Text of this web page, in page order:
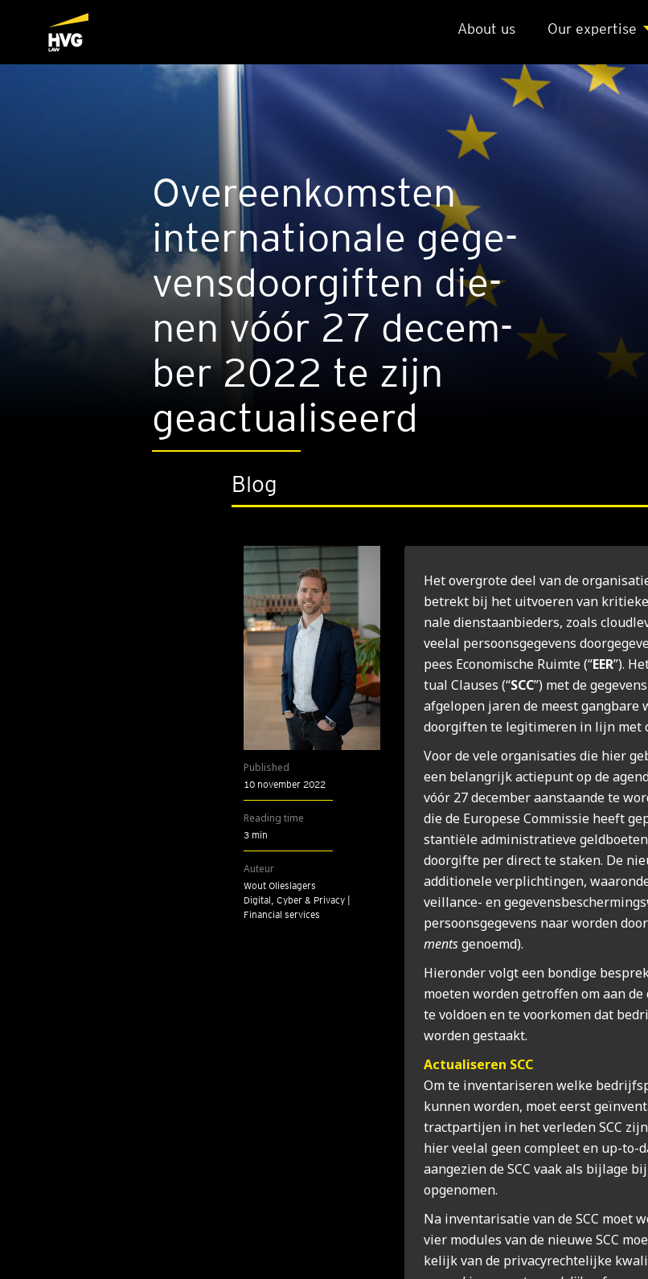
About us Our exper­ti­se
Over­een­kom­sten
inter­na­ti­o­na­le gege­
vens­door­gif­ten die­
nen vóór 27 decem­
ber 2022 te zijn
geac­tu­a­li­seerd
Blog
Published
10 november 2022
Reading time
3 min
Auteur
Wout Olieslagers
Digital, Cyber & Privacy |
Financial services
Het over­gro­te deel van de
betrekt bij het uit­voe­ren van
na­le dienstaan­bie­ders, zoals
veel­al per­soons­ge­ge­vens
pees Eco­no­mi­sche Ruim­te (“EER”).
tu­al Clau­ses (“SCC”) met de
afge­lo­pen jaren de meest gang­ba­re
door­gif­ten te legi­ti­me­ren in lijn met
Voor de vele orga­ni­sa­ties die hier
een belang­rijk actie­punt op de
vóór 27 decem­ber aan­staan­de te
die de Euro­pe­se Com­mis­sie heeft
stan­ti­ë­le admi­ni­stra­tie­ve
door­gif­te per direct te sta­ken. De
addi­ti­o­ne­le ver­plich­tin­gen,
veil­lan­ce- en
per­soons­ge­ge­vens naar wor­den
mentsgenoemd).
Hier­on­der volgt een bon­di­ge
moe­ten wor­den getrof­fen om aan
te vol­doen en te voor­ko­men dat
wor­den gestaakt.
Actu­a­li­se­ren SCC
Om te inven­ta­ri­se­ren wel­ke
kun­nen wor­den, moet eerst
tract­par­tij­en in het ver­le­den SCC
hier veel­al geen com­pleet en up-to-
aan­ge­zien de SCC vaak als bij­la­ge
opge­no­men.
Na inven­ta­ri­sa­tie van de SCC moet
vier modu­les van de nieu­we SCC
ke­lijk van de pri­va­cy­rech­te­lij­ke